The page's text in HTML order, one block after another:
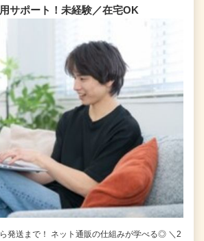
サポート！未経験／在宅OK
発送まで！ ネット通販の仕組みが学べる◎ ＼2